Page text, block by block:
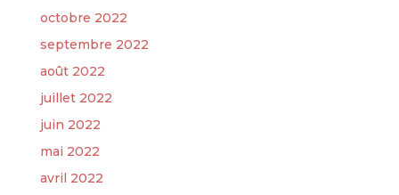
octobre 2022
septembre 2022
août 2022
juillet 2022
juin 2022
mai 2022
avril 2022